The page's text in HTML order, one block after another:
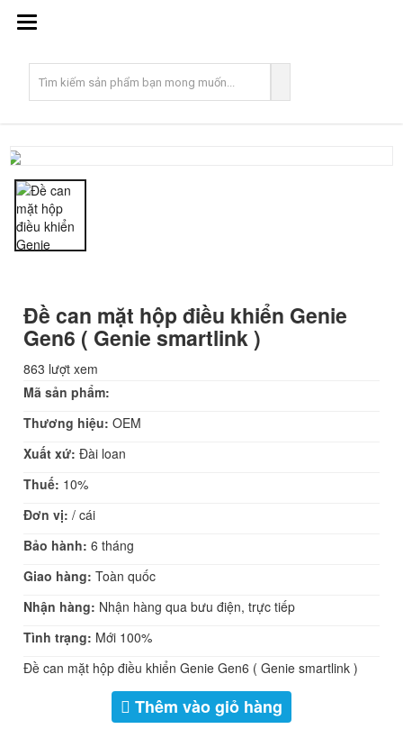
T
o
g
e
n
a
i
g
a
Đề can mặt hộp điều khiển Genie
Gen6 ( Genie smartlink )
863 lượt xem
Mã sản phẩm:
Thương hiệu: OEM
Xuất xứ: Đài loan
Thuế: 10%
Đơn vị: / cái
Bảo hành: 6 tháng
Giao hàng: Toàn quốc
Nhận hàng: Nhận hàng qua bưu điện, trực tiếp
Tình trạng: Mới 100%
Đề can mặt hộp điều khiển Genie Gen6 ( Genie smartlink )
Thêm vào giỏ hàng